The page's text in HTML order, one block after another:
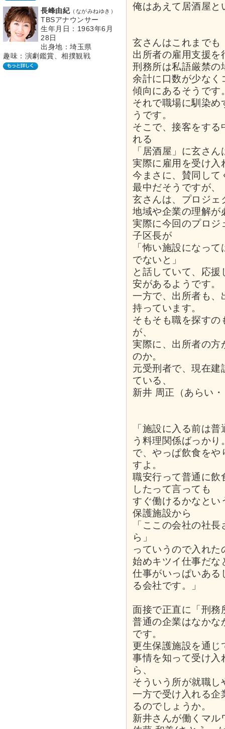
長峰由紀（ながみねゆき）
TBSアナウンサー
生年月日：1963年6月
28日
出身地：埼玉県
趣味：演劇鑑賞、相撲観戦
俺はあえて居酒屋と
玄さんはこれまでも
出所者の雇用支援を
刑務所は私語厳禁の
余計に口数が少なく
傾向にあるそうです
それで職場に馴染め
うです。
そこで、接客をする
れる
「居酒屋」に玄さ
実際に雇用を受け入
今まさに、賛同して
最中だそうですが、
玄さんは、プロジェ
地域や企業の理解が
実際に今回のプロジ
子区長が
「怖い施設になっ
でないと」
と話していて、応
安があるようです。
一方で、出所者も、
持っています。
そもそも職を探すの
が、
実際に、出所者の方
のか。
元受刑者で、現在建
ている、
新井 周正（あらい
「施設に入る前は
う料理関係ばっかり
で、やっぱ飲食をや
すよ。
職安行って普通に飲
したって言っても
すぐ働けるかなとい
保護施設から
「ここの会社の社
ら」
っていうので入れ
始めキツイ仕事だな
仕事がいっぱいある
る会社です。」
面接で正直に「刑務
普通の企業はなかな
です。
更生保護施設を通じ
事情を知って受け入
ら、
そういう所が就職し
一方で受け入れる企
るのでしょうか。
新井さんが働くマル